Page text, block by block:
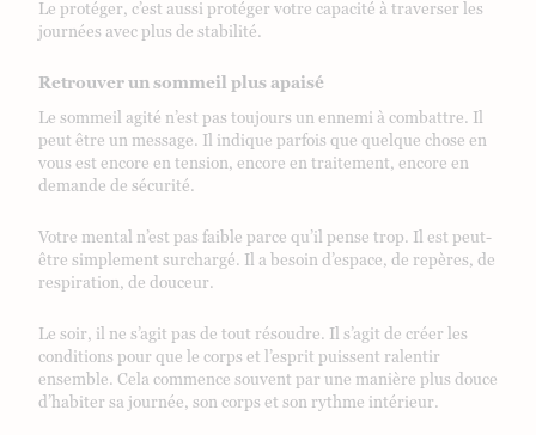
Le protéger, c’est aussi protéger votre capacité à traverser les
journées avec plus de stabilité.
Retrouver un sommeil plus apaisé
Le sommeil agité n’est pas toujours un ennemi à combattre. Il
peut être un message. Il indique parfois que quelque chose en
vous est encore en tension, encore en traitement, encore en
demande de sécurité.
Votre mental n’est pas faible parce qu’il pense trop. Il est peut-
être simplement surchargé. Il a besoin d’espace, de repères, de
respiration, de douceur.
Le soir, il ne s’agit pas de tout résoudre. Il s’agit de créer les
conditions pour que le corps et l’esprit puissent ralentir
ensemble. Cela commence souvent par une manière plus douce
d’habiter sa journée, son corps et son rythme intérieur.